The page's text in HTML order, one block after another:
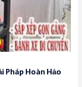
Pháp Hoàn Hảo